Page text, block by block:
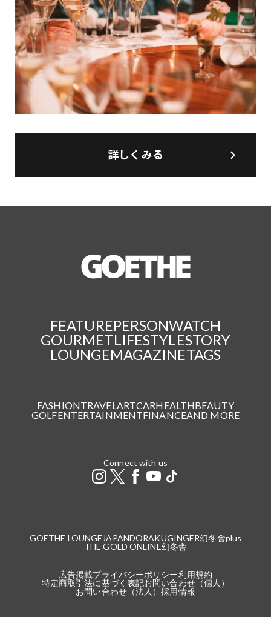
詳しくみる
FEATUREPERSONWATCH
GOURMETLIFESTYLESTORY
LOUNGEMAGAZINETAGS
FASHIONTRAVELARTCARHEALTHBEAUTY
GOLFENTERTAINMENTFINANCEAND MORE
Connect with us
GOETHE LOUNGE JAPANDORAKUGINGER幻冬舎plus
THE GOLD ONLINE幻冬舎
広告掲載プライバシーポリシー利用規約
特定商取引法に基づく表記お問い合わせ（個人）
お問い合わせ（法人）採用情報